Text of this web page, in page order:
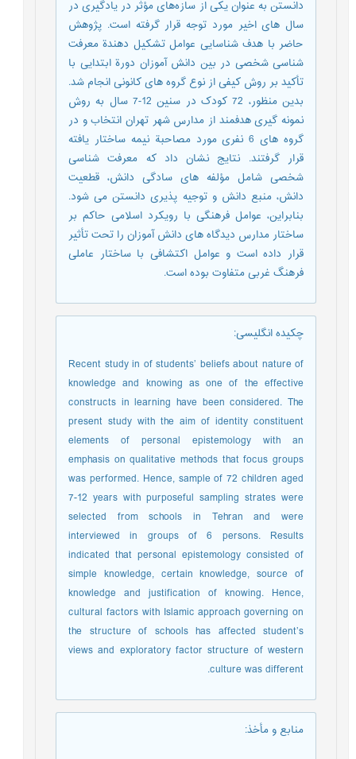
دانستن به عنوان یکی از سازه‌های مؤثر در یادگیری در
سال های اخیر مورد توجه قرار گرفته است. پژوهش
حاضر با هدف شناسایی عوامل تشکیل دهندة معرفت
شناسی شخصی در بین دانش آموزان دورة ابتدایی با
تأکید بر روش کیفی از نوع گروه های کانونی انجام شد.
بدین منظور، 72 کودک در سنین 12-7 سال به روش
نمونه گیری هدفمند از مدارس شهر تهران انتخاب و در
گروه های 6 نفری مورد مصاحبة نیمه ساختار یافته
قرار گرفتند. نتایج نشان داد که معرفت شناسی
شخصی شامل مؤلفه های سادگی دانش، قطعیت
دانش، منبع دانش و توجیه پذیری دانستن می شود.
بنابراین، عوامل فرهنگی با رویکرد اسلامی حاکم بر
ساختار مدارس دیدگاه های دانش آموزان را تحت تأثیر
قرار داده است و عوامل اکتشافی با ساختار عاملی
فرهنگ غربی متفاوت بوده است.
چکیده انگلیسی:
Recent study in of students’ beliefs about nature of
knowledge and knowing as one of the effective
constructs in learning have been considered. The
present study with the aim of identity constituent
elements of personal epistemology with an
emphasis on qualitative methods that focus groups
was performed. Hence, sample of 72 children aged
7-12 years with purposeful sampling strates were
selected from schools in Tehran and were
interviewed in groups of 6 persons. Results
indicated that personal epistemology consisted of
simple knowledge, certain knowledge, source of
knowledge and justification of knowing. Hence,
cultural factors with Islamic approach governing on
the structure of schools has affected student’s
views and exploratory factor structure of western
culture was different.
منابع و مأخذ: